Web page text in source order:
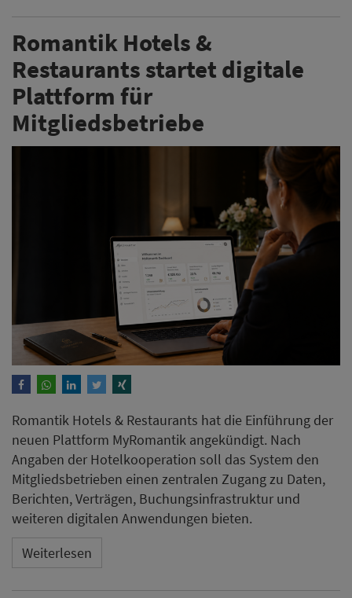
Romantik Hotels &
Restaurants startet digitale
Plattform für
Mitgliedsbetriebe
Romantik Hotels & Restaurants hat die Einführung der
neuen Plattform MyRomantik angekündigt. Nach
Angaben der Hotelkooperation soll das System den
Mitgliedsbetrieben einen zentralen Zugang zu Daten,
Berichten, Verträgen, Buchungsinfrastruktur und
weiteren digitalen Anwendungen bieten.
Weiterlesen